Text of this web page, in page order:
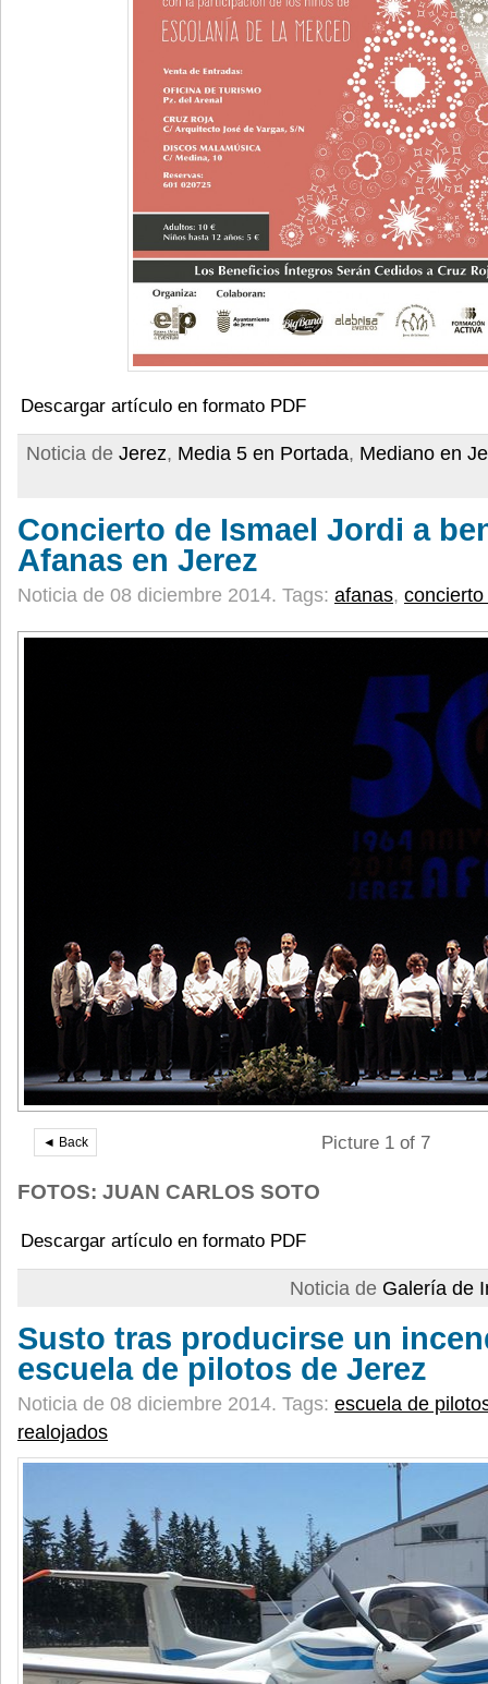
Descargar artículo en formato PDF
Noticia de Jerez, Media 5 en Portada, Mediano en
Concierto de Ismael Jordi a
Afanas en Jerez
Noticia de 08 diciembre 2014. Tags: afanas,
◄ Back Picture 1 of 7
FOTOS: JUAN CARLOS SOTO
Descargar artículo en formato PDF
Noticia de Galería de
Susto tras producirse un
escuela de pilotos de Jerez
Noticia de 08 diciembre 2014. Tags: escuela de
realojados